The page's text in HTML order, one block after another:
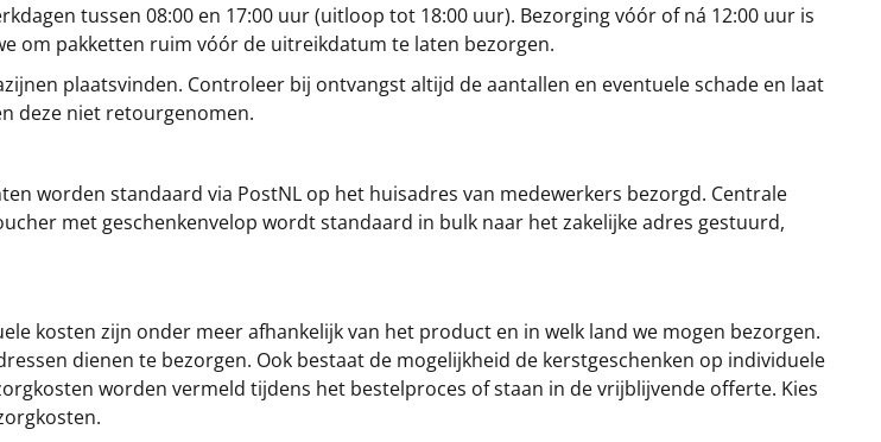
tussen 08:00 en 17:00 uur (uitloop tot 18:00 uur). Bezorging vóór of ná 12:00 uur is
om pakketten ruim vóór de uitreikdatum te laten bezorgen.
plaatsvinden. Controleer bij ontvangst altijd de aantallen en eventuele schade en laat
deze niet retourgenomen.
worden standaard via PostNL op het huisadres van medewerkers bezorgd. Centrale
met geschenkenvelop wordt standaard in bulk naar het zakelijke adres gestuurd,
kosten zijn onder meer afhankelijk van het product en in welk land we mogen bezorgen.
dienen te bezorgen. Ook bestaat de mogelijkheid de kerstgeschenken op individuele
worden vermeld tijdens het bestelproces of staan in de vrijblijvende offerte. Kies